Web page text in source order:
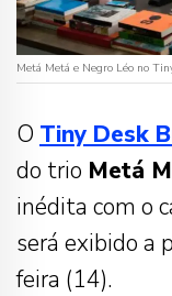
Metá Metá e Negro Léo no
O Tiny Desk
do trio Metá
inédita com o
será exibido a
feira (14).